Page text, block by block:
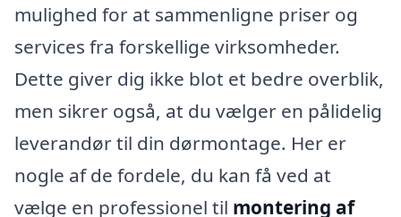
mulighed for at sammenligne priser og
services fra forskellige virksomheder.
Dette giver dig ikke blot et bedre overblik,
men sikrer også, at du vælger en pålidelig
leverandør til din dørmontage. Her er
nogle af de fordele, du kan få ved at
vælge en professionel til montering af